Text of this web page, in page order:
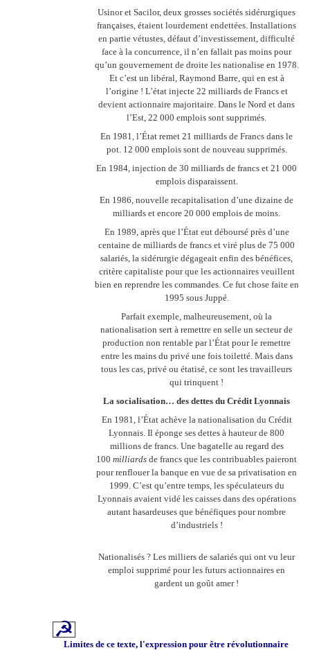
Usinor et Sacilor, deux grosses sociétés sidérurgiques
françaises, étaient lourdement endettées. Installations
en partie vétustes, défaut d’investissement, difficulté
face à la concurrence, il n’en fallait pas moins pour
qu’un gouvernement de droite les nationalise en 1978.
Et c’est un libéral, Raymond Barre, qui en est à
l’origine ! L’état injecte 22 milliards de Francs et
devient actionnaire majoritaire. Dans le Nord et dans
l’Est, 22 000 emplois sont supprimés.
En 1981, l’État remet 21 milliards de Francs dans le
pot. 12 000 emplois sont de nouveau supprimés.
En 1984, injection de 30 milliards de francs et 21 000
emplois disparaissent.
En 1986, nouvelle recapitalisation d’une dizaine de
milliards et encore 20 000 emplois de moins.
En 1989, après que l’État eut déboursé près d’une
centaine de milliards de francs et viré plus de 75 000
salariés, la sidérurgie dégageait enfin des bénéfices,
critère capitaliste pour que les actionnaires veuillent
bien en reprendre les commandes. Ce fut chose faite en
1995 sous Juppé.
Parfait exemple, malheureusement, où la
nationalisation sert à remettre en selle un secteur de
production non rentable par l’État pour le remettre
entre les mains du privé une fois toiletté. Mais dans
tous les cas, privé ou étatisé, ce sont les travailleurs
qui trinquent !
La socialisation… des dettes du Crédit Lyonnais
En 1981, l’État achève la nationalisation du Crédit
Lyonnais. Il éponge ses dettes à hauteur de 800
millions de francs. Une bagatelle au regard des
100 milliards de francs que les contribuables paieront
pour renflouer la banque en vue de sa privatisation en
1999. C’est qu’entre temps, les spéculateurs du
Lyonnais avaient vidé les caisses dans des opérations
autant hasardeuses que bénéfiques pour nombre
d’industriels !
Nationalisés ? Les milliers de salariés qui ont vu leur
emploi supprimé pour les futurs actionnaires en
gardent un goût amer !
☭
Limites de ce texte, l'expression pour être révolutionnaire